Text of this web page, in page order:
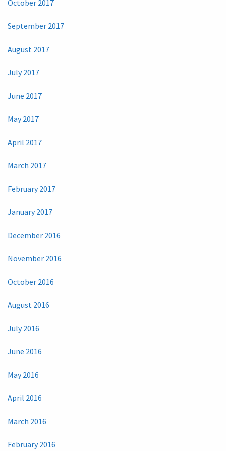
October 2017
September 2017
August 2017
July 2017
June 2017
May 2017
April 2017
March 2017
February 2017
January 2017
December 2016
November 2016
October 2016
August 2016
July 2016
June 2016
May 2016
April 2016
March 2016
February 2016